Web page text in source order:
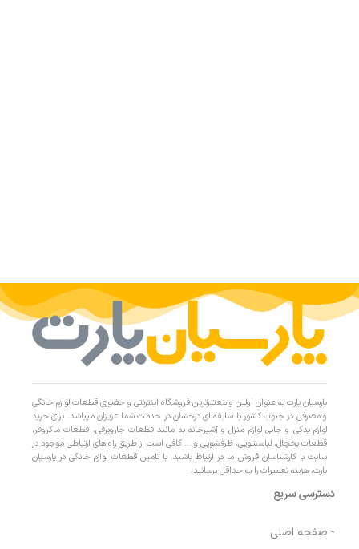
پارسیان پارت به عنوان اولین و معتبرترین فروشگاه اینترنتی و حضوری قطعات لوازم خانگی
و مصرفی در جنوب کشور با سابقه ای درخشان در خدمت شما عزیزان میباشد. برای خرید
لوازم یدکی و جانی لوازم منزل و آشپزخانه به مانند قطعات جاروبرقی، قطعات ماکروفر،
قطعات یخچال، لباسشویی، ظرفشویی و … کافی است از طریق راه های ارتباطی موجود در
سایت با کارشناسان فروش ما در ارتباط باشید. با تامین قطعات لوازم خانگی در پارسیان
پارت، هزینه تعمیرات را به حداقل برسانید.
دسترسی سریع
- صفحه اصلی